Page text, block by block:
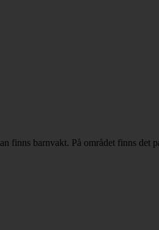
barnvakt. På området finns det